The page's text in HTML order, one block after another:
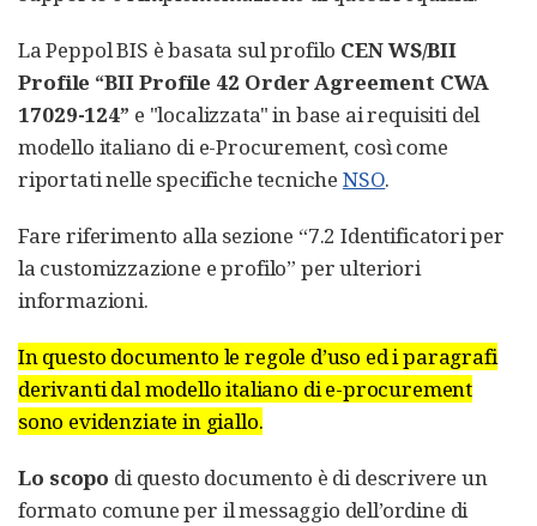
La Peppol BIS è basata sul profilo CEN WS/BII
Profile “BII Profile 42 Order Agreement CWA
17029-124” e "localizzata" in base ai requisiti del
modello italiano di e-Procurement, così come
riportati nelle specifiche tecniche NSO.
Fare riferimento alla sezione “7.2 Identificatori per
la customizzazione e profilo” per ulteriori
informazioni.
In questo documento le regole d’uso ed i paragrafi
derivanti dal modello italiano di e-procurement
sono evidenziate in giallo.
Lo scopo di questo documento è di descrivere un
formato comune per il messaggio dell’ordine di